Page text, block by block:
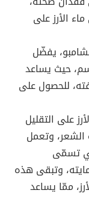
الأرز على
يفضّل
حيث يساعد
للحصول على
على التقليل
وتعمل
تسمّى
وتبقى هذه
ممّا يساعد